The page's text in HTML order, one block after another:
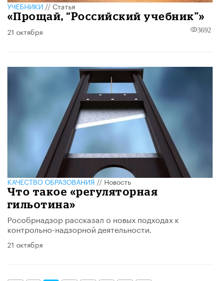
УЧЕБНИКИ//Статья
«Прощай, “Российский учебник”»
21 октября 3692
КАЧЕСТВО ОБРАЗОВАНИЯ//Новость
Что такое «регуляторная
гильотина»
Рособрнадзор рассказал о новых подходах к
контрольно-надзорной деятельности.
21 октября